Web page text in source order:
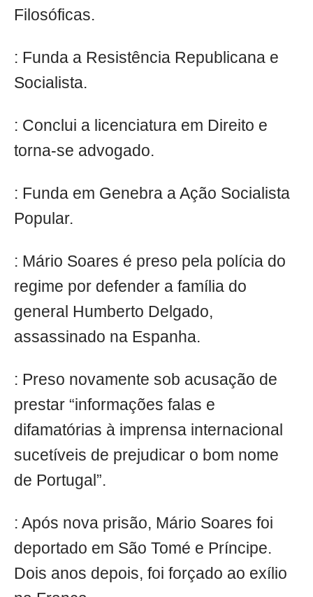
Filosóficas.
: Funda a Resistência Republicana e
Socialista.
: Conclui a licenciatura em Direito e
torna-se advogado.
: Funda em Genebra a Ação Socialista
Popular.
: Mário Soares é preso pela polícia do
regime por defender a família do
general Humberto Delgado,
assassinado na Espanha.
: Preso novamente sob acusação de
prestar “informações falas e
difamatórias à imprensa internacional
sucetíveis de prejudicar o bom nome
de Portugal”.
: Após nova prisão, Mário Soares foi
deportado em São Tomé e Príncipe.
Dois anos depois, foi forçado ao exílio